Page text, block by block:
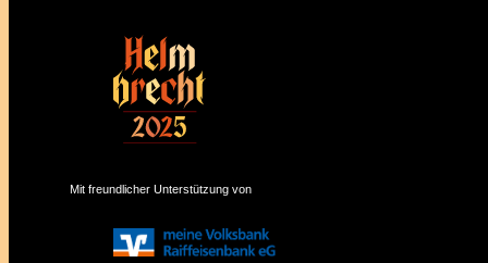
Mit freundlicher Unterstützung von